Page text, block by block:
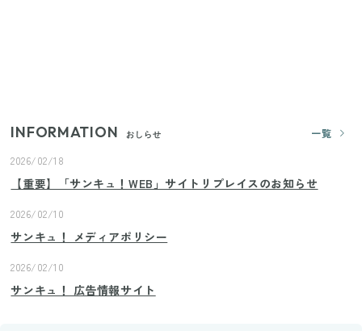
INFORMATION おしらせ
一覧
2026/02/18
【重要】「サンキュ！WEB」サイトリプレイスのお知らせ
2026/02/10
サンキュ！ メディアポリシー
2026/02/10
サンキュ！ 広告情報サイト